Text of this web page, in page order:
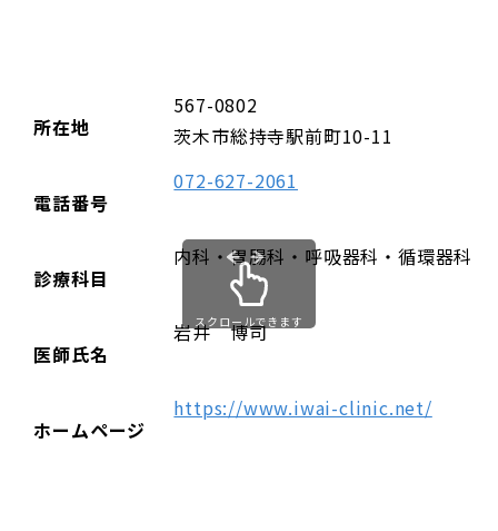
所在地
567-0802
茨木市総持寺駅前町10-11
電話番号
072-627-2061
診療科目
内科・胃腸科・呼吸器科・循環器科
医師氏名
岩井 博司
ホームページ
https://www.iwai-clinic.net/
スクロールできます